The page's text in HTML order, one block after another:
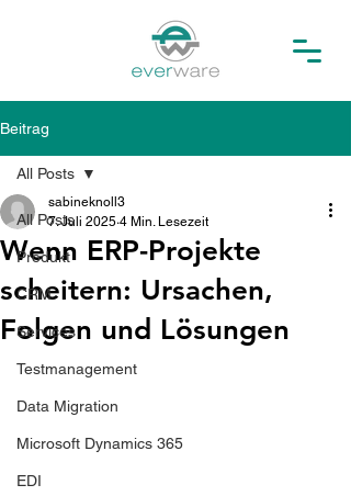
Beitrag
All Posts
Produkt
CRM
Services
Testmanagement
Data Migration
Microsoft Dynamics 365
EDI
All Posts
Wenn ERP-Projekte
scheitern: Ursachen,
Folgen und Lösungen
sabineknoll3
7. Juli 2025 4 Min. Lesezeit